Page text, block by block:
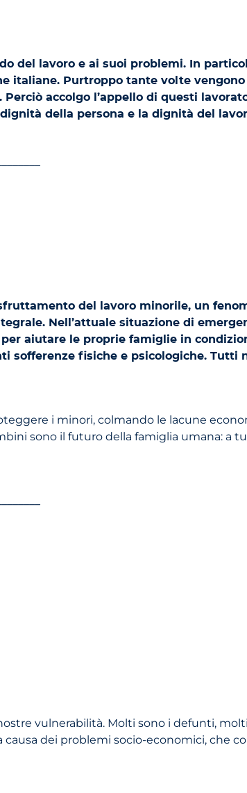
del lavoro e ai suoi problemi. In
italiane. Purtroppo tante volte
accolgo l’appello di questi
della persona e la dignità del
del lavoro minorile, un
Nell’attuale situazione di
aiutare le proprie famiglie in
sofferenze fisiche e psicologiche. Tutti
i minori, colmando le lacune
sono il futuro della famiglia umana: a
vulnerabilità. Molti sono i defunti,
dei problemi socio-economici, che